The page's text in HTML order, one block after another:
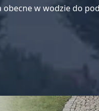
w wodzie do